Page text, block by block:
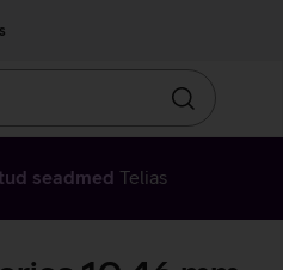
Otsin
seadmed Telias